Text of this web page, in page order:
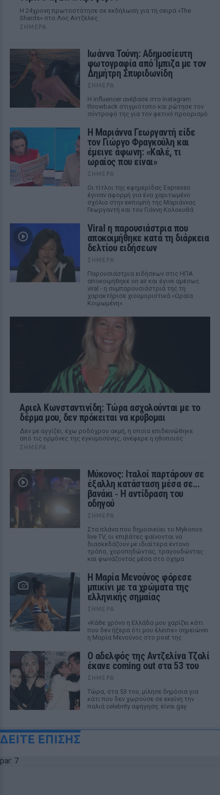
Η 24χρονη πρωτοστάτησε σε εκδήλωση για τη σειρά «The
Shards» στο Λος Αντζελες
ΣΉΜΕΡΑ
Ιωάννα Τούνη: Αδημοσίευτη
φωτογραφία από Ίμπιζα με τον
Δημήτρη Σπυριδωνίδη
ΣΉΜΕΡΑ
Η influencer ανέβασε στο Instagram
throwback στιγμιότυπο και ρώτησε τον
σύντροφό της για τον φετινό προορισμό
Η Μαριάννα Γεωργαντή είδε
τον Γιώργο Φραγκούλη και
έμεινε άφωνη: «Καλέ, τι
ωραίος που είναι»
ΣΉΜΕΡΑ
Οι τίτλοι της εφημερίδας Espresso
έγιναν αφορμή για ένα χαριτωμένο
σχόλιο στην εκπομπή της Μαριάννας
Γεωργαντή και του Γιάννη Κολοκυθά
Viral η παρουσιάστρια που
αποκοιμήθηκε κατά τη διάρκεια
δελτίου ειδήσεων
ΣΉΜΕΡΑ
Παρουσιάστρια ειδήσεων στις ΗΠΑ
αποκοιμήθηκε on air και έγινε αμέσως
viral - η συμπαρουσιάστριά της τη
χαρακτήρισε χιουμοριστικά «Ωραία
Κοιμωμένη».
Αριελ Κωνσταντινίδη: Τώρα ασχολούνται με το
δέρμα μου, δεν πρόκειται να κρύβομαι
Δεν με αγγίζει, έχω ροδόχρου ακμή, η οποία επιδεινώθηκε
από τις ορμόνες της εγκυμοσύνης, ανέφερε η ηθοποιός
ΣΉΜΕΡΑ
Μύκονος: Ιταλοί παρτάρουν σε
έξαλλη κατάσταση μέσα σε...
βανάκι ‑ Η αντίδραση του
οδηγού
ΣΉΜΕΡΑ
Στα πλάνα που δημοσιεύει το Mykonos
live TV, οι επιβάτες φαίνονται να
διασκεδάζουν με ιδιαίτερα έντονο
τρόπο, χοροπηδώντας, τραγουδώντας
και φωνάζοντας μέσα στο όχημα
Η Μαρία Μενούνος φόρεσε
μπικίνι με τα χρώματα της
ελληνικής σημαίας
ΣΉΜΕΡΑ
«Κάθε χρόνο η Ελλάδα μου χαρίζει κάτι
που δεν ήξερα ότι μου έλειπε» σημειώνει
η Μαρία Μενούνος στο post της
Ο αδελφός της Αντζελίνα Τζολί
έκανε coming out στα 53 του
ΣΉΜΕΡΑ
Τώρα, στα 53 του, μίλησε δημόσια για
κάτι που δεν χωρούσε σε εκείνη την
παλιά celebrity αφήγηση: είναι gay
ΔΕΙΤΕ ΕΠΙΣΗΣ
par: 7